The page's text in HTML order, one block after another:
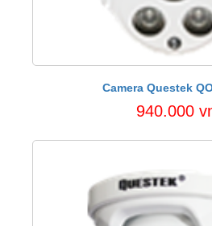
Camera Questek
940.000